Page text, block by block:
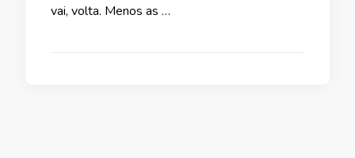
vai, volta. Menos as …